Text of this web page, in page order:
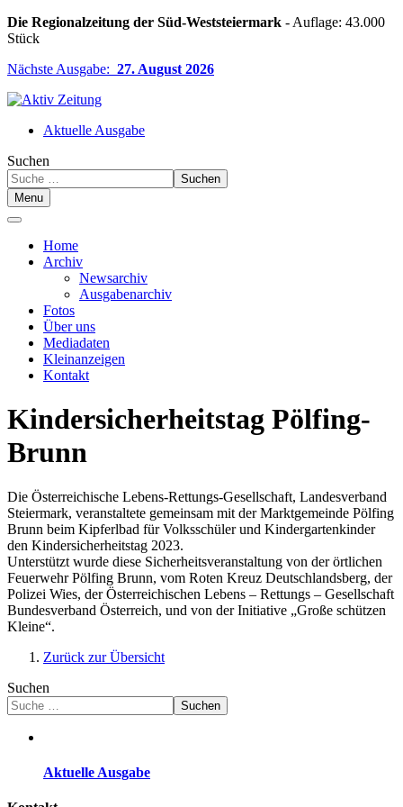
Die Regionalzeitung der Süd-Weststeiermark - Auflage: 43.000
Stück
Nächste Ausgabe: 27. August 2026
Aktuelle Ausgabe
Suchen
Suchen
Menu
Home
Archiv
Newsarchiv
Ausgabenarchiv
Fotos
Über uns
Mediadaten
Kleinanzeigen
Kontakt
Kindersicherheitstag Pölfing-
Brunn
Die Österreichische Lebens-Rettungs-Gesellschaft, Landesverband
Steiermark, veranstaltete gemeinsam mit der Marktgemeinde Pölfing
Brunn beim Kipferlbad für Volksschüler und Kindergartenkinder
den Kindersicherheitstag 2023.
Unterstützt wurde diese Sicherheitsveranstaltung von der örtlichen
Feuerwehr Pölfing Brunn, vom Roten Kreuz Deutschlandsberg, der
Polizei Wies, der Österreichischen Lebens – Rettungs – Gesellschaft
Bundesverband Österreich, und von der Initiative „Große schützen
Kleine“.
Zurück zur Übersicht
Suchen
Suchen
Aktuelle Ausgabe